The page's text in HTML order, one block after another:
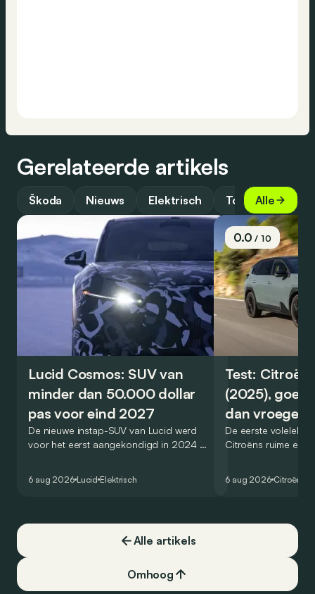
Gerelateerde artikels
Škoda Nieuws Elektrisch Toekomst
Alle
Lucid Cosmos: SUV van
minder dan 50.000 dollar
pas voor eind 2027
De nieuwe instap-SUV van Lucid werd
voor het eerst aangekondigd in 2024 en
constructeur vervoegen.
6 aug 2026 Lucid Elektrisch
0.0/ 10
Test: Citroën
(2025), goed
dan vroeger
De eerste
Citroëns ruime en
dat ook gelukt?
6 aug 2026 Citroën
Alle artikels
Omhoog